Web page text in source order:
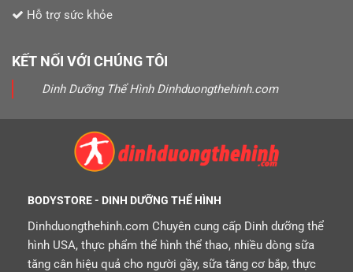
Hỗ trợ sức khỏe
KẾT NỐI VỚI CHÚNG TÔI
Dinh Dưỡng Thể Hình Dinhduongthehinh.com
BODYSTORE - DINH DƯỠNG THỂ HÌNH
Dinhduongthehinh.com Chuyên cung cấp Dinh dưỡng thể
hình USA, thực phẩm thể hình thể thao, nhiều dòng sữa
tăng cân hiệu quả cho người gầy, sữa tăng cơ bắp, thực